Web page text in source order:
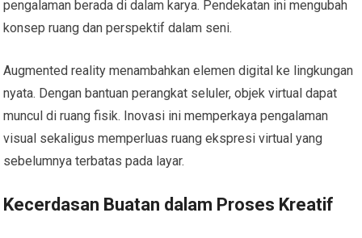
pengalaman berada di dalam karya. Pendekatan ini mengubah
konsep ruang dan perspektif dalam seni.
Augmented reality menambahkan elemen digital ke lingkungan
nyata. Dengan bantuan perangkat seluler, objek virtual dapat
muncul di ruang fisik. Inovasi ini memperkaya pengalaman
visual sekaligus memperluas ruang ekspresi virtual yang
sebelumnya terbatas pada layar.
Kecerdasan Buatan dalam Proses Kreatif